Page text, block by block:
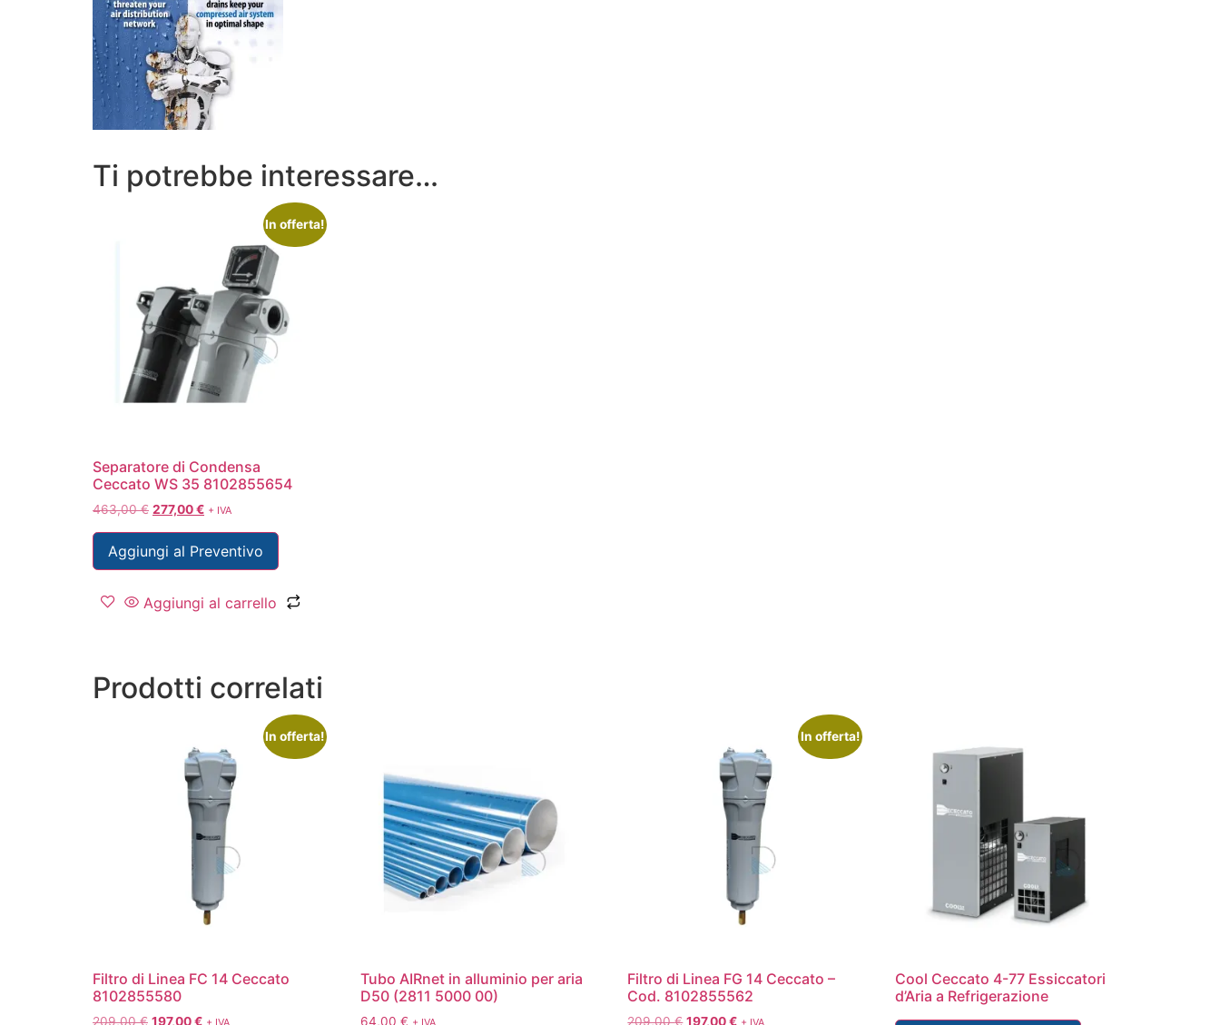
Ti potrebbe interessare…
In offerta!
Separatore di Condensa
Ceccato WS 35 8102855654
463,00€ 277,00€ + IVA
Aggiungi al Preventivo
Aggiungi al carrello
Prodotti correlati
In offerta!
Filtro di Linea FC 14 Ceccato
8102855580
209,00€ 197,00€ + IVA
Tubo AIRnet in alluminio per aria
D50 (2811 5000 00)
64,00 € + IVA
In offerta!
Filtro di Linea FG 14 Ceccato –
Cod. 8102855562
209,00€ 197,00€ + IVA
Cool Ceccato 4-77 Essiccatori
d’Aria a Refrigerazione